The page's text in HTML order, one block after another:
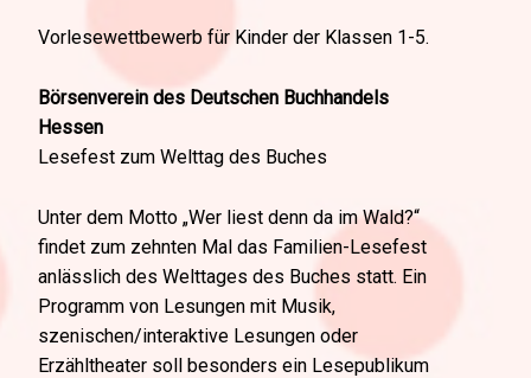
Vorlesewettbewerb für Kinder der Klassen 1-5.
Börsenverein des Deutschen Buchhandels
Hessen
Lesefest zum Welttag des Buches
Unter dem Motto „Wer liest denn da im Wald?“
findet zum zehnten Mal das Familien-Lesefest
anlässlich des Welttages des Buches statt. Ein
Programm von Lesungen mit Musik,
szenischen/interaktive Lesungen oder
Erzähltheater soll besonders ein Lesepublikum